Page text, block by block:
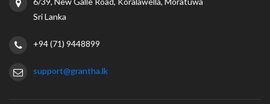
Sri Lanka
+94 (71) 9448899
support@grantha.lk